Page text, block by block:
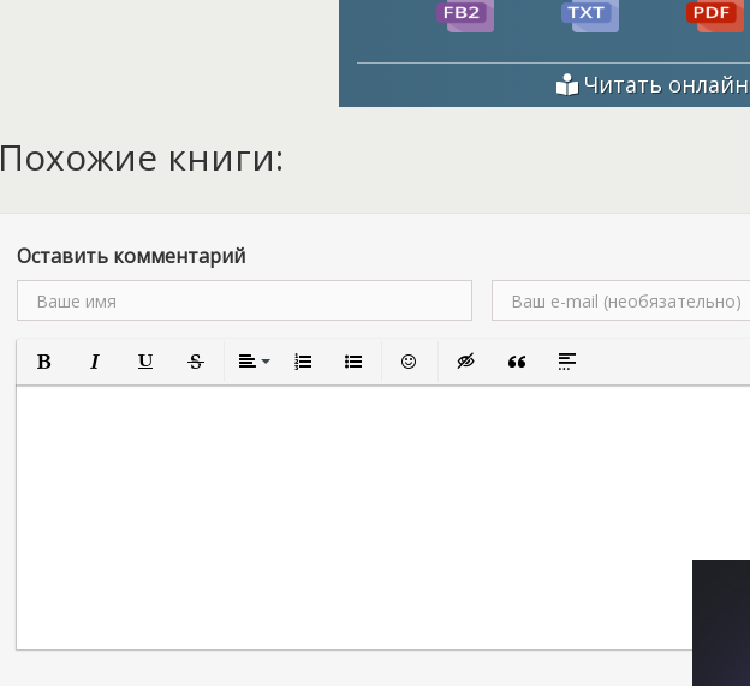
Читать онлайн
Похожие книги:
Оставить комментарий
Полужирный
КурсивПодчеркнутый
ЗачеркнутыйВыравнивание
Нумерованный список
Маркированный список
Вставить смайлик
Вставка скрытого текста
Вставка цитаты
Вставка спойлера